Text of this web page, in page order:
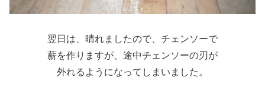
翌日は、晴れましたので、チェンソーで
薪を作りますが、途中チェンソーの刃が
外れるようになってしまいました。